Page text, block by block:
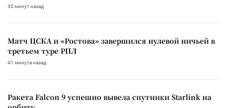
30 минут назад
Матч ЦСКА и «Ростова» завершился нулевой ничьей в
третьем туре РПЛ
41 минута назад
Ракета Falcon 9 успешно вывела спутники Starlink на